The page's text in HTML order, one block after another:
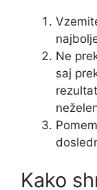
Ne
saj
Kako